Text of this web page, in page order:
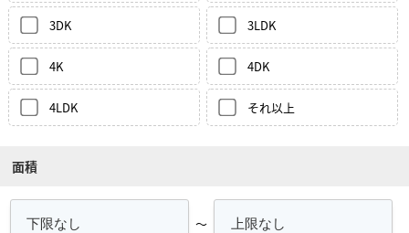
3DK 3LDK
4K 4DK
4LDK それ以上
面積
～